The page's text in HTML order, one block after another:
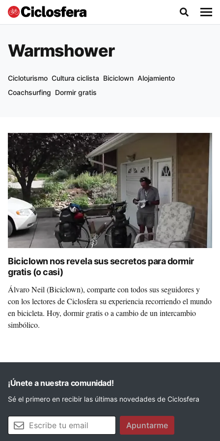
Warmshower
Cicloturismo Cultura ciclista Biciclown Alojamiento
Coachsurfing Dormir gratis
Biciclown nos revela sus secretos para dormir
gratis (o casi)
Álvaro Neil (Biciclown), comparte con todos sus seguidores y
con los lectores de Ciclosfera su experiencia recorriendo el mundo
en bicicleta. Hoy, dormir gratis o a cambio de un intercambio
simbólico.
¡Únete a nuestra comunidad!
Sé el primero en recibir las últimas novedades de Ciclosfera
Tu email Apuntarme